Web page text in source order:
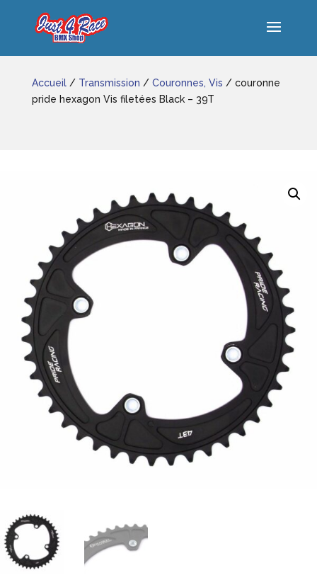
Accueil/ Transmission / Couronnes, Vis / couronne
pride hexagon Vis filetées Black – 39T